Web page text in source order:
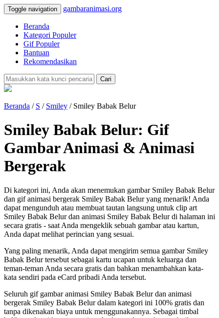
Toggle navigation gambaranimasi.org
Beranda
Kategori Populer
Gif Populer
Bantuan
Rekomendasikan
Cari
Beranda / S / Smiley / Smiley Babak Belur
Smiley Babak Belur: Gif
Gambar Animasi & Animasi
Bergerak
Di kategori ini, Anda akan menemukan gambar Smiley Babak Belur
dan gif animasi bergerak Smiley Babak Belur yang menarik! Anda
dapat mengunduh atau membuat tautan langsung untuk clip art
Smiley Babak Belur dan animasi Smiley Babak Belur di halaman ini
secara gratis - saat Anda mengeklik sebuah gambar atau kartun,
Anda dapat melihat perincian yang sesuai.
Yang paling menarik, Anda dapat mengirim semua gambar Smiley
Babak Belur tersebut sebagai kartu ucapan untuk keluarga dan
teman-teman Anda secara gratis dan bahkan menambahkan kata-
kata sendiri pada eCard pribadi Anda tersebut.
Seluruh gif gambar animasi Smiley Babak Belur dan animasi
bergerak Smiley Babak Belur dalam kategori ini 100% gratis dan
tanpa dikenakan biaya untuk menggunakannya. Sebagai timbal